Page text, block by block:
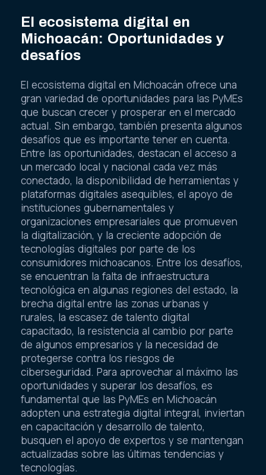
El ecosistema digital en
Michoacán: Oportunidades y
desafíos
El ecosistema digital en Michoacán ofrece una
gran variedad de oportunidades para las PyMEs
que buscan crecer y prosperar en el mercado
actual. Sin embargo, también presenta algunos
desafíos que es importante tener en cuenta.
Entre las oportunidades, destacan el acceso a
un mercado local y nacional cada vez más
conectado, la disponibilidad de herramientas y
plataformas digitales asequibles, el apoyo de
instituciones gubernamentales y
organizaciones empresariales que promueven
la digitalización, y la creciente adopción de
tecnologías digitales por parte de los
consumidores michoacanos. Entre los desafíos,
se encuentran la falta de infraestructura
tecnológica en algunas regiones del estado, la
brecha digital entre las zonas urbanas y
rurales, la escasez de talento digital
capacitado, la resistencia al cambio por parte
de algunos empresarios y la necesidad de
protegerse contra los riesgos de
ciberseguridad. Para aprovechar al máximo las
oportunidades y superar los desafíos, es
fundamental que las PyMEs en Michoacán
adopten una estrategia digital integral, inviertan
en capacitación y desarrollo de talento,
busquen el apoyo de expertos y se mantengan
actualizadas sobre las últimas tendencias y
tecnologías.